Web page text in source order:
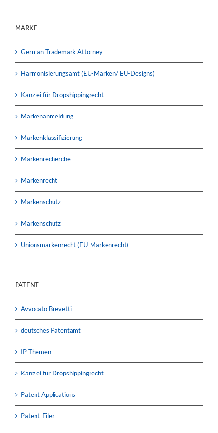
MARKE
German Trademark Attorney
Harmonisierungsamt (EU-Marken/ EU-Designs)
Kanzlei für Dropshippingrecht
Markenanmeldung
Markenklassifizierung
Markenrecherche
Markenrecht
Markenschutz
Markenschutz
Unionsmarkenrecht (EU-Markenrecht)
PATENT
Avvocato Brevetti
deutsches Patentamt
IP Themen
Kanzlei für Dropshippingrecht
Patent Applications
Patent-Filer